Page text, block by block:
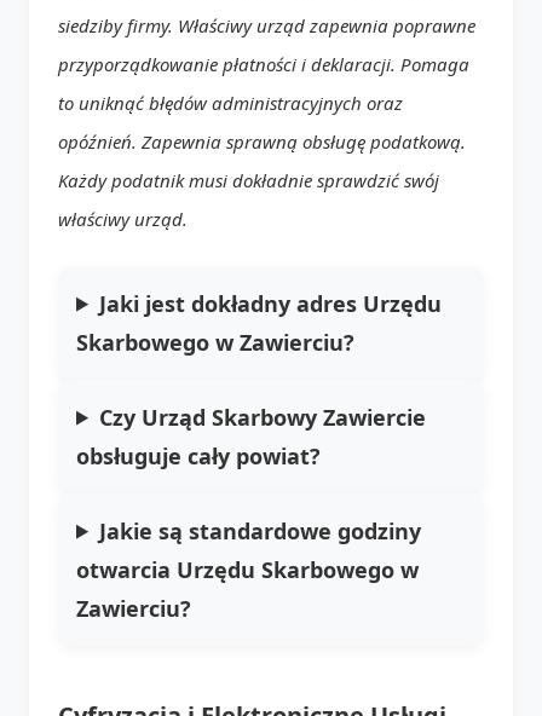
siedziby firmy. Właściwy urząd zapewnia poprawne
przyporządkowanie płatności i deklaracji. Pomaga
to uniknąć błędów administracyjnych oraz
opóźnień. Zapewnia sprawną obsługę podatkową.
Każdy podatnik musi dokładnie sprawdzić swój
właściwy urząd.
Jaki jest dokładny adres Urzędu
Skarbowego w Zawierciu?
Czy Urząd Skarbowy Zawiercie
obsługuje cały powiat?
Jakie są standardowe godziny
otwarcia Urzędu Skarbowego w
Zawierciu?